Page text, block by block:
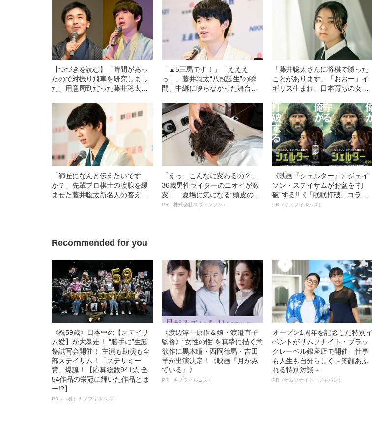
【つづきを読む】「時間があっ
たので対振り飛車を研究しまし
た」用意周到だった藤井聡太
を崩さなかった
「▲5三馬です！」「えええ
っ！」藤井聡太“八冠誕生”の瞬
間、中継に映らなかった舞台裏
「藤井聡太さんに将棋で勝った
ことがあります」「おおー」イ
ギリス生まれ、日本育ちの女流
「師匠になんと伝えたいです
か？」先輩プロ棋士の涙腺を緩
ませた藤井聡太新名人の答えと
「えっ、こんなに変わるの？」
36歳男性ライターのニオイが激
変！ 夏場に気になる“頭皮のニ
オイ”や“ベタつき”を解消す
PR（株式会社スヴェンソン）
《映画『シェルター』》ジェイ
ソン・ステイサムがお盆を“打
破”する!!《「眠眠打破」コラ
ボ》
PR（キノフィルムズ）
Recommended for you
《祝59歳》日本中の【ステイサ
ム愛】が大暴走！ “勝手に”生誕
祭試写会開催！ 主演も助演も全
部ステイサム！「ステサミー
賞」爆誕！【応募総数941票 全
54作品の栄冠に輝いた作品とは
ー!?】
PR（（株）キノフィルムズ）
《渡辺淳一原作＆娘・渡邉直子
監督》“女性の性”を真摯に描く意
欲作に黒木瞳・西岡德馬・吉田
羊が出演決定！《映画『月がみ
ている』》
PR（キノフィルムズ）
オープン1周年を記念した特別イ
ベントがサムソナイト・ブラッ
クレーベル銀座店で開催 仕事
も人生も自分らしく～笑顔あふ
れる特別対談～
PR（サムソナイト・ジャパン）